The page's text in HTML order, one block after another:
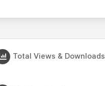
Total Views & Downloads